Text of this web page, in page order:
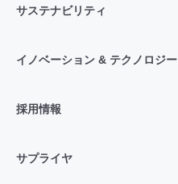
サステナビリティ
イノベーション & テクノロジー
採用情報
サプライヤ